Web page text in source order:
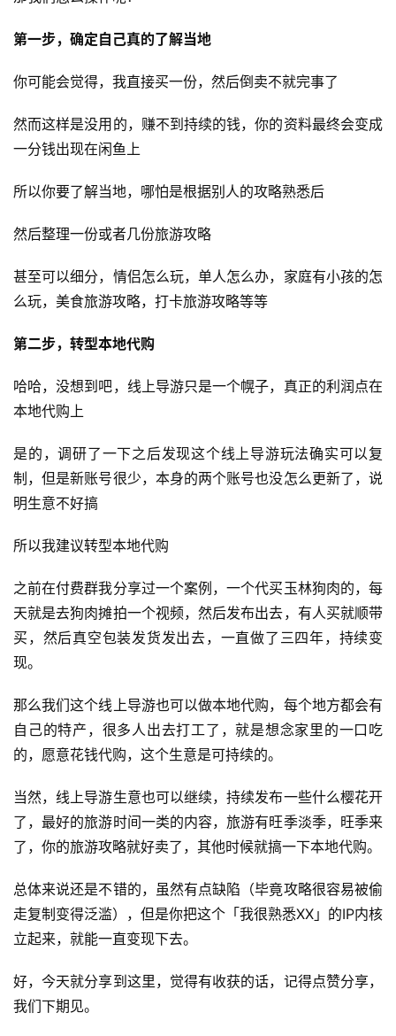
讯
开
案
例
避
指
运
百
创
业
资
源
会
员
专
区
第一步，确定自己真的了解当地
你可能会觉得，我直接买一份，然后倒卖不就完事了
然而这样是没用的，赚不到持续的钱，你的资料最终会变成
一分钱出现在闲鱼上
所以你要了解当地，哪怕是根据别人的攻略熟悉后
然后整理一份或者几份旅游攻略
甚至可以细分，情侣怎么玩，单人怎么办，家庭有小孩的怎
么玩，美食旅游攻略，打卡旅游攻略等等
第二步，转型本地代购
哈哈，没想到吧，线上导游只是一个幌子，真正的利润点在
本地代购上
是的，调研了一下之后发现这个线上导游玩法确实可以复
制，但是新账号很少，本身的两个账号也没怎么更新了，说
明生意不好搞
所以我建议转型本地代购
之前在付费群我分享过一个案例，一个代买玉林狗肉的，每
天就是去狗肉摊拍一个视频，然后发布出去，有人买就顺带
买，然后真空包装发货发出去，一直做了三四年，持续变
现。
那么我们这个线上导游也可以做本地代购，每个地方都会有
自己的特产，很多人出去打工了，就是想念家里的一口吃
的，愿意花钱代购，这个生意是可持续的。
当然，线上导游生意也可以继续，持续发布一些什么樱花开
了，最好的旅游时间一类的内容，旅游有旺季淡季，旺季来
了，你的旅游攻略就好卖了，其他时候就搞一下本地代购。
总体来说还是不错的，虽然有点缺陷（毕竟攻略很容易被偷
走复制变得泛滥），但是你把这个「我很熟悉XX」的IP内核
立起来，就能一直变现下去。
好，今天就分享到这里，觉得有收获的话，记得点赞分享，
我们下期见。